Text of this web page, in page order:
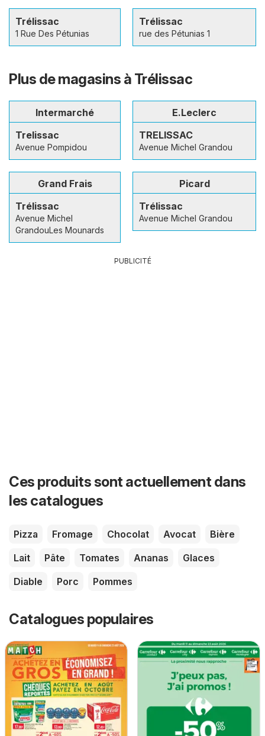
Trélissac
1 Rue Des Pétunias
Trélissac
rue des Pétunias 1
Plus de magasins à Trélissac
Intermarché
Trelissac
Avenue Pompidou
E.Leclerc
TRELISSAC
Avenue Michel Grandou
Grand Frais
Trélissac
Avenue Michel
GrandouLes Mounards
Picard
Trélissac
Avenue Michel Grandou
PUBLICITÉ
Ces produits sont actuellement dans
les catalogues
Pizza Fromage Chocolat Avocat
Bière
Lait
Pâte Tomates Ananas
Glaces
Diable
Porc Pommes
Catalogues populaires